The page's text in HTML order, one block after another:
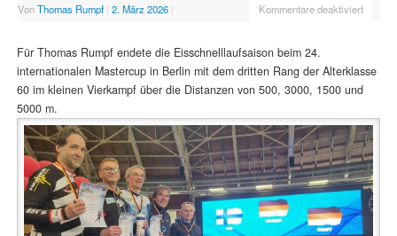
VonThomas Rumpf | 2. März 2026 | Kommentare deaktiviert
Für Thomas Rumpf endete die Eisschnelllaufsaison beim 24.
internationalen Mastercup in Berlin mit dem dritten Rang der Alterklasse
60 im kleinen Vierkampf über die Distanzen von 500, 3000, 1500 und
5000 m.